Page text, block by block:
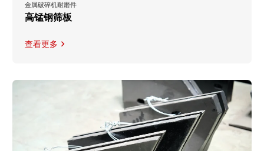
金属破碎机耐磨件
高锰钢筛板
查看更多